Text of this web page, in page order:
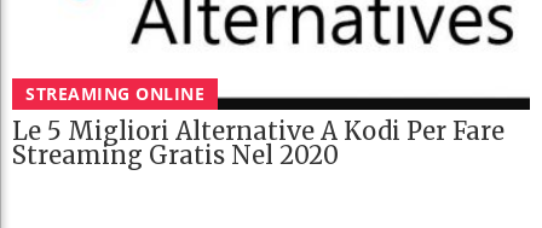
STREAMING ONLINE
Le 5 Migliori Alternative A Kodi Per Fare
Streaming Gratis Nel 2020